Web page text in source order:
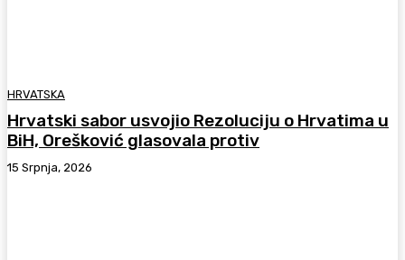
HRVATSKA
Hrvatski sabor usvojio Rezoluciju o Hrvatima u
BiH, Orešković glasovala protiv
15 Srpnja, 2026